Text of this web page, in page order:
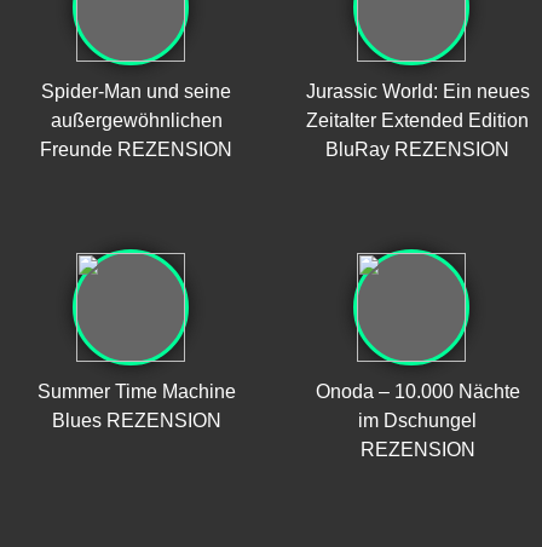
Spider-Man und seine
außergewöhnlichen
Freunde REZENSION
Jurassic World: Ein neues
Zeitalter Extended Edition
BluRay REZENSION
Summer Time Machine
Blues REZENSION
Onoda – 10.000 Nächte
im Dschungel
REZENSION